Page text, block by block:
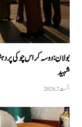
بولان: دوسہ کراس چوکی پر
شہید
اگست 7, 2026